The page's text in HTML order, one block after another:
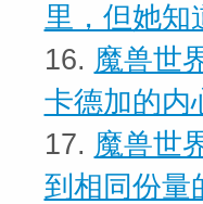
里，但她知
16. 魔兽世
卡德加的内
17. 魔兽世
到相同份量